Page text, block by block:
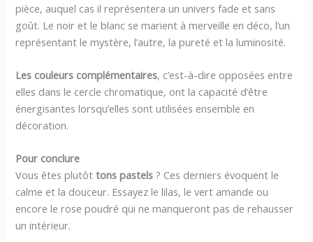
pièce, auquel cas il représentera un univers fade et sans
goût. Le noir et le blanc se marient à merveille en déco, l’un
représentant le mystère, l’autre, la pureté et la luminosité.
Les couleurs complémentaires, c’est-à-dire opposées entre
elles dans le cercle chromatique, ont la capacité d’être
énergisantes lorsqu’elles sont utilisées ensemble en
décoration.
Pour conclure
Vous êtes plutôt tons pastels ? Ces derniers évoquent le
calme et la douceur. Essayez le lilas, le vert amande ou
encore le rose poudré qui ne manqueront pas de rehausser
un intérieur.